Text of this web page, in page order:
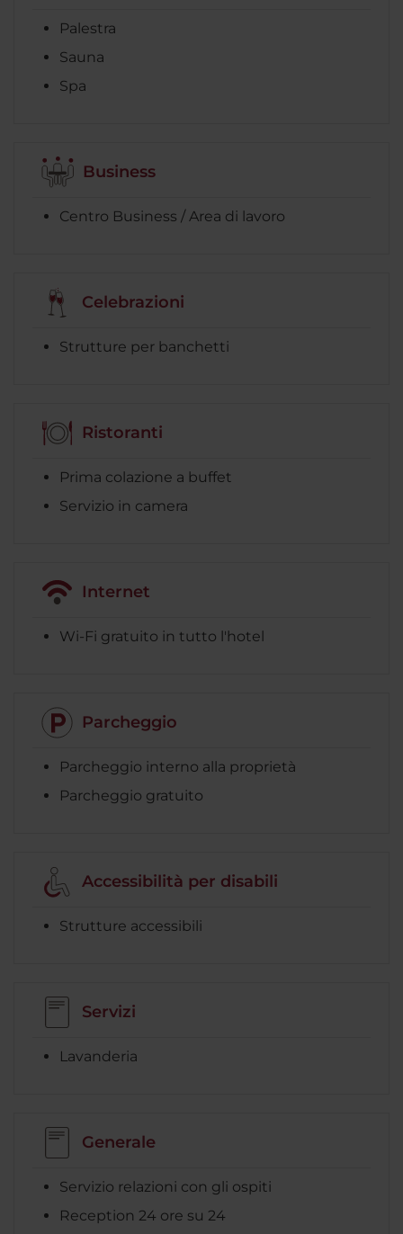
Palestra
Sauna
Spa
Business
Centro Business / Area di lavoro
Celebrazioni
Strutture per banchetti
Ristoranti
Prima colazione a buffet
Servizio in camera
Internet
Wi-Fi gratuito in tutto l'hotel
Parcheggio
Parcheggio interno alla proprietà
Parcheggio gratuito
Accessibilità per disabili
Strutture accessibili
Servizi
Lavanderia
Generale
Servizio relazioni con gli ospiti
Reception 24 ore su 24